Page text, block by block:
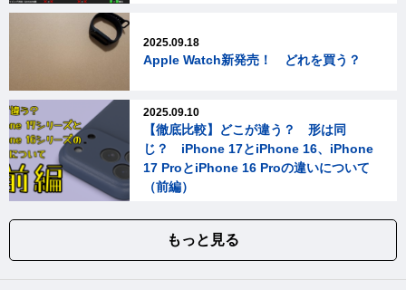
2025.09.18
Apple Watch新発売！ どれを買う？
2025.09.10
【徹底比較】どこが違う？ 形は同
じ？ iPhone 17とiPhone 16、iPhone
17 ProとiPhone 16 Proの違いについて
（前編）
もっと見る